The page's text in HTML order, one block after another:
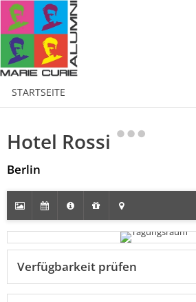
STARTSEITE
Hotel Rossi
Berlin
Verfügbarkeit prüfen